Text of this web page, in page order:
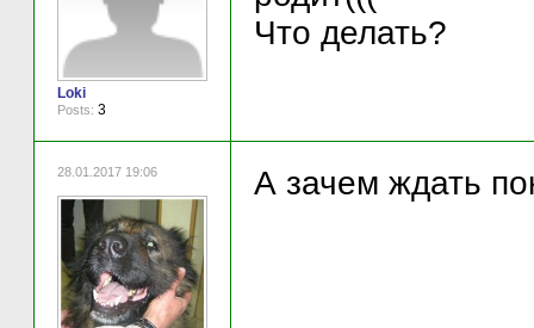
Loki
Posts: 3
Что делать?
28.01.2017 19:06 А зачем ждать